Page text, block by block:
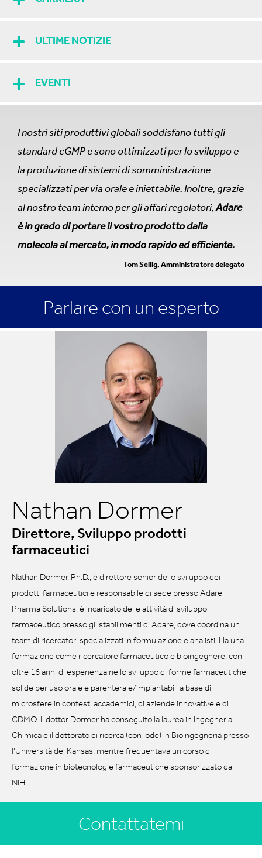
ULTIME NOTIZIE
EVENTI
I nostri siti produttivi globali soddisfano tutti gli
standard cGMP e sono ottimizzati per lo sviluppo e
la produzione di sistemi di somministrazione
specializzati per via orale e iniettabile. Inoltre, grazie
al nostro team interno per gli affari regolatori,Adare
è in grado di portare il vostro prodotto dalla
molecola al mercato, in modo rapido ed efficiente.
- Tom Sellig, Amministratore delegato
Parlare con un esperto
Nathan Dormer
Direttore, Sviluppo prodotti
farmaceutici
Nathan Dormer, Ph.D., è direttore senior dello sviluppo dei
prodotti farmaceutici e responsabile di sede presso Adare
Pharma Solutions; è incaricato delle attività di sviluppo
farmaceutico presso gli stabilimenti di Adare, dove coordina un
team di ricercatori specializzati in formulazione e analisti. Ha una
formazione come ricercatore farmaceutico e bioingegnere, con
oltre 16 anni di esperienza nello sviluppo di forme farmaceutiche
solide per uso orale e parenterale/impiantabili a base di
microsfere in contesti accademici, di aziende innovative e di
CDMO. Il dottor Dormer ha conseguito la laurea in Ingegneria
Chimica e il dottorato di ricerca (con lode) in Bioingegneria presso
l'Università del Kansas, mentre frequentava un corso di
formazione in biotecnologie farmaceutiche sponsorizzato dal
NIH.
Contattatemi